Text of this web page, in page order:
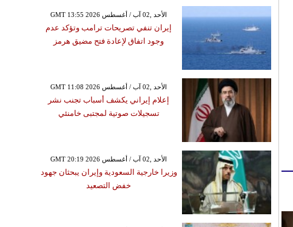
GMT 13:55 2026 الأحد ,02 آب / أغسطس
إيران تنفي تصريحات ترامب وتؤكد عدم
وجود اتفاق لإعادة فتح مضيق هرمز
GMT 11:08 2026 الأحد ,02 آب / أغسطس
إعلام إيراني يكشف أسباب تجنب نشر
تسجيلات صوتية لمجتبى خامنئي
GMT 20:19 2026 الأحد ,02 آب / أغسطس
وزيرا خارجية السعودية وإيران يبحثان جهود
خفض التصعيد